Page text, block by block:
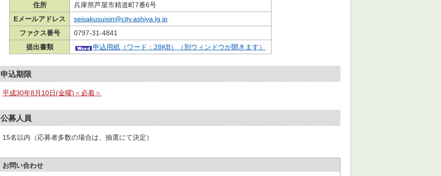
住所
兵庫県芦屋市精道町7番6号
Eメールアドレス
seisakusuisin@city.ashiya.lg.jp
ファクス番号
0797-31-4841
提出書類
申込用紙（ワード：28KB）（別ウィンドウが開きます）
申込期限
平成30年8月10日(金曜)＜必着＞
公募人員
15名以内（応募者多数の場合は、抽選にて決定）
お問い合わせ